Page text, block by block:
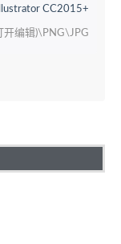
CC2015+
开编辑)\PNG\JPG